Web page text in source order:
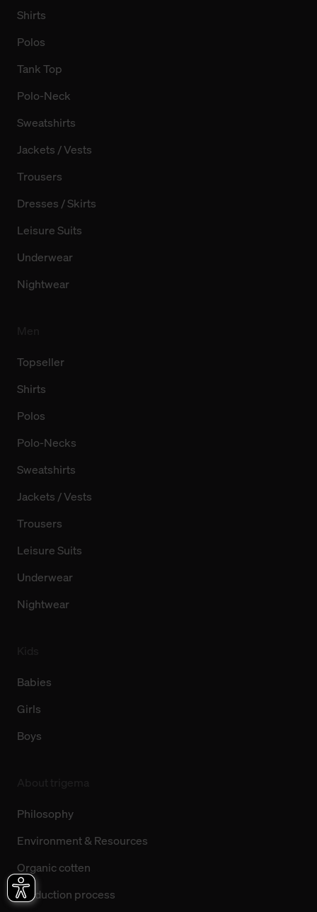
Shirts
Polos
Tank Top
Polo-Neck
Sweatshirts
Jackets / Vests
Trousers
Dresses / Skirts
Leisure Suits
Underwear
Nightwear
Topseller
Shirts
Polos
Polo-Necks
Sweatshirts
Jackets / Vests
Trousers
Leisure Suits
Underwear
Nightwear
Babies
Girls
Boys
Philosophy
Environment & Resources
Organic cotten
Production process